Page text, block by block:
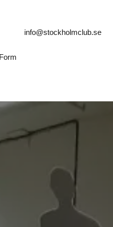
info@stockholmclub.se